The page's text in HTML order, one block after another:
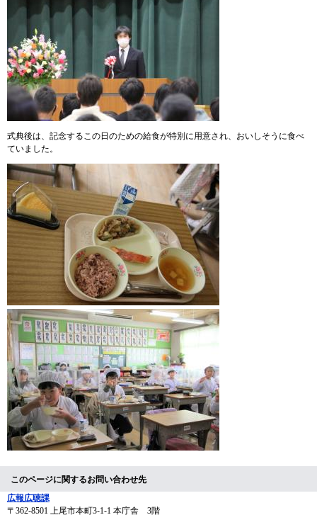
式典後は、記念するこの日のための給食が特別に用意され、おいしそうに食べ
ていました。
このページに関するお問い合わせ先
広報広聴課
〒362-8501
上尾市本町3-1-1 本庁舎 3階